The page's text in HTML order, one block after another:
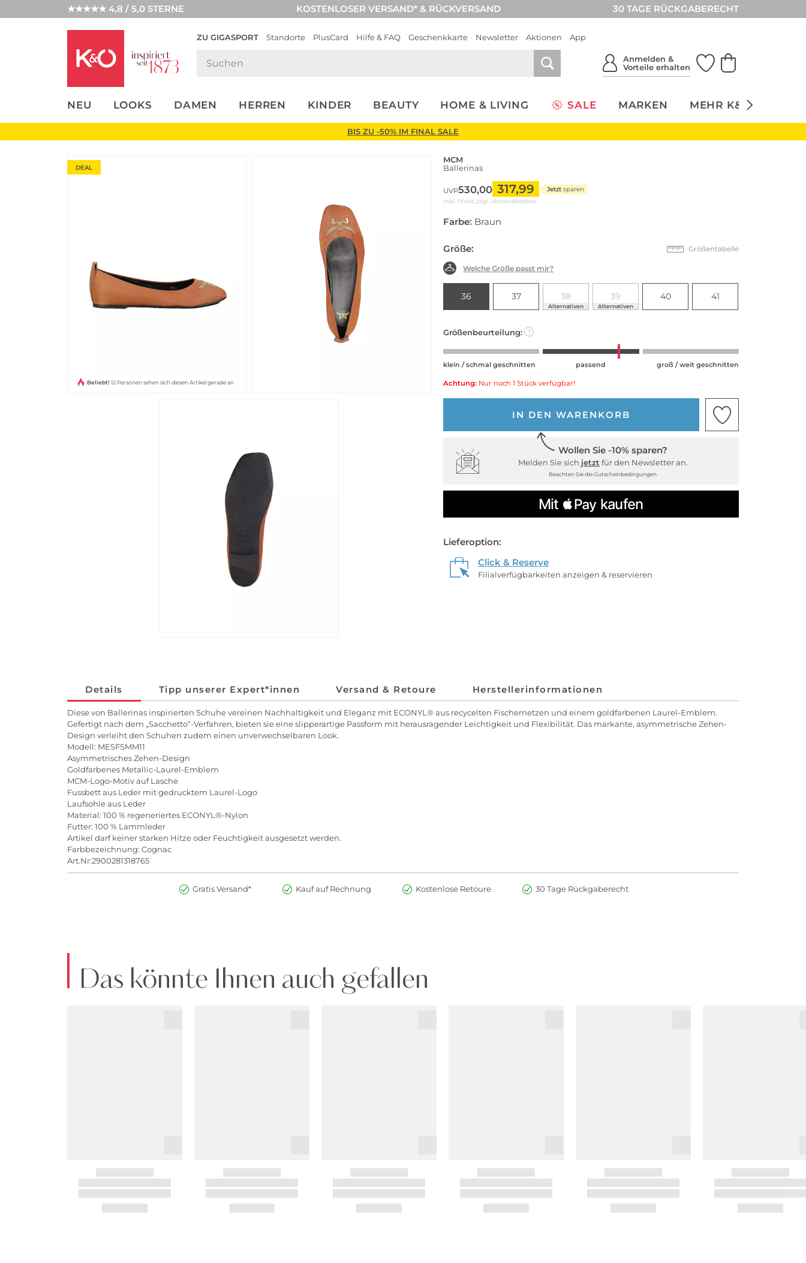
★★★★★ 4,8 / 5,0 STERNE KOSTENLOSER VERSAND* & RÜCKVERSAND 30 TAGE RÜCKGABERECHT
ZU GIGASPORT Standorte PlusCard Hilfe & FAQ Geschenkkarte Newsletter Aktionen App
Anmelden &
Vorteile erhalten
NEU LOOKS DAMEN HERREN KINDER BEAUTY HOME & LIVING SALE MARKEN MEHR K&Ö
UNSERE APP
CLICK &
BIS ZU -50% IM FINAL SALE
DEAL
Beliebt! 12 Personen sehen sich diesen Artikel gerade an
MCM
Ballerinas
UVP530,00 317,99 Jetzt sparen
inkl. Mwst zzgl. Versandkosten
Farbe: Braun
Größe: Größentabelle
Welche Größe passt mir?
36 37 38
Alternativen
39
Alternativen
40 41
Größenbeurteilung: ?
klein / schmal geschnitten passend groß / weit geschnitten
Achtung: Nur noch 1 Stück verfügbar!
IN DEN WARENKORB
Wollen Sie -10% sparen?
Melden Sie sich jetzt für den Newsletter an.
Beachten Sie die Gutscheinbedingungen.
Lieferoption:
Click & Reserve
Filialverfügbarkeiten anzeigen & reservieren
Details Tipp unserer Expert*innen Versand & Retoure Herstellerinformationen
Diese von Ballerinas inspirierten Schuhe vereinen Nachhaltigkeit und Eleganz mit ECONYL® aus recycelten Fischernetzen und einem goldfarbenen Laurel-Emblem.
Gefertigt nach dem „Sacchetto“-Verfahren, bieten sie eine slipperartige Passform mit herausragender Leichtigkeit und Flexibilität. Das markante, asymmetrische Zehen-
Design verleiht den Schuhen zudem einen unverwechselbaren Look.
Modell: MESFSMM11
Asymmetrisches Zehen-Design
Goldfarbenes Metallic-Laurel-Emblem
MCM-Logo-Motiv auf Lasche
Fussbett aus Leder mit gedrucktem Laurel-Logo
Laufsohle aus Leder
Material: 100 % regeneriertes ECONYL®-Nylon
Futter: 100 % Lammleder
Artikel darf keiner starken Hitze oder Feuchtigkeit ausgesetzt werden.
Farbbezeichnung: Cognac
Art.Nr:2900281318765
Gratis Versand* Kauf auf Rechnung Kostenlose Retoure 30 Tage Rückgaberecht
Das könnte Ihnen auch gefallen